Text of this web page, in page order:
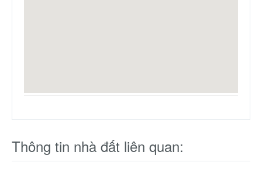
Thông tin nhà đất liên quan: